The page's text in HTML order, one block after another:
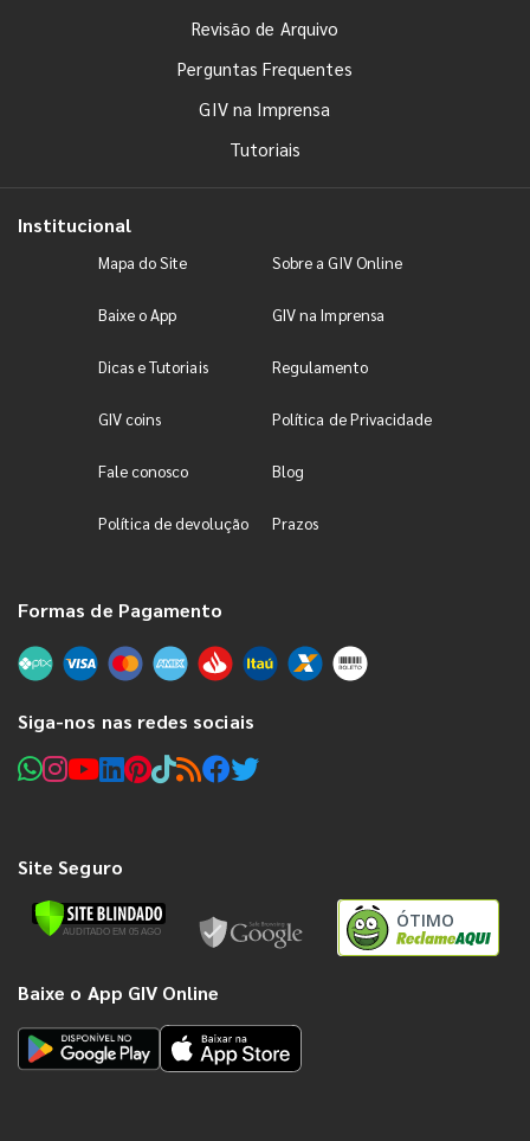
Revisão de Arquivo
Perguntas Frequentes
GIV na Imprensa
Tutoriais
Institucional
Mapa do Site Sobre a GIV Online
Baixe o App GIV na Imprensa
Dicas e Tutoriais Regulamento
GIV coins Política de Privacidade
Fale conosco Blog
Política de devolução Prazos
Formas de Pagamento
Siga-nos nas redes sociais
Site Seguro
ÓTIMO
Baixe o App GIV Online